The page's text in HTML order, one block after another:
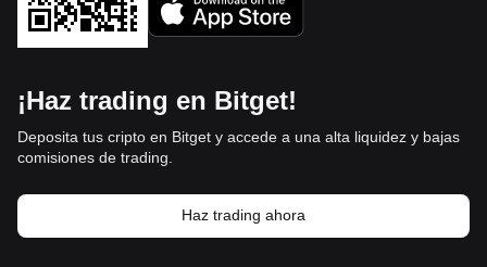
¡Haz trading en Bitget!
Deposita tus cripto en Bitget y accede a una alta liquidez y bajas
comisiones de trading.
Haz trading ahora